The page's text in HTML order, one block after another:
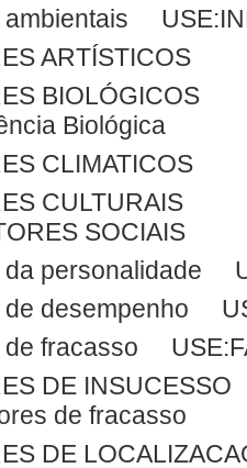
ambientais
ARTÍSTICOS
BIOLÓGICOS
Biológica
CLIMATICOS
CULTURAIS
SOCIAIS
da personalidade
de desempenho
de fracasso
DE INSUCESSO
de fracasso
DE